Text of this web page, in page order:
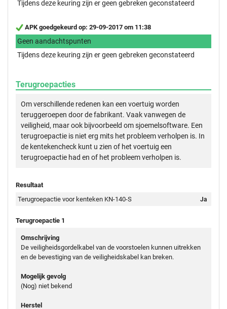
Tijdens deze keuring zijn er geen gebreken geconstateerd
APK goedgekeurd op: 29-09-2017 om 11:38
Geen aandachtspunten
Tijdens deze keuring zijn er geen gebreken geconstateerd
Terugroepacties
Om verschillende redenen kan een voertuig worden
teruggeroepen door de fabrikant. Vaak vanwegen de
veiligheid, maar ook bijvoorbeeld om sjoemelsoftware. Een
terugroepactie is niet erg mits het probleem verholpen is. In
de kentekencheck kunt u zien of het voertuig een
terugroepactie had en of het probleem verholpen is.
Resultaat
Terugroepactie voor kenteken KN-140-S
Ja
Terugroepactie 1
Omschrijving
De veiligheidsgordelkabel van de voorstoelen kunnen uitrekken
en de bevestiging van de veiligheidskabel kan breken.
Mogelijk gevolg
(Nog) niet bekend
Herstel